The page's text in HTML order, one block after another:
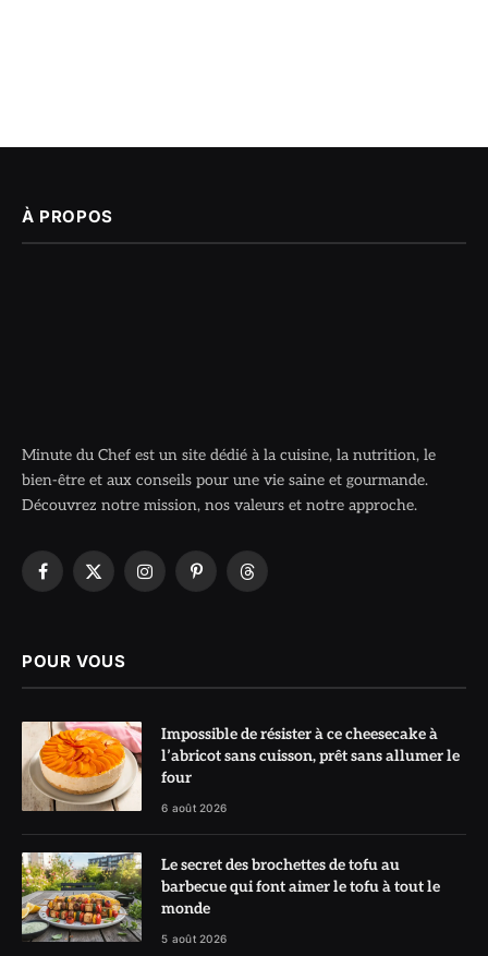
À PROPOS
Minute du Chef est un site dédié à la cuisine, la nutrition, le
bien-être et aux conseils pour une vie saine et gourmande.
Découvrez notre mission, nos valeurs et notre approche.
Facebook
X
InstagramPinterestThreads
POUR VOUS
Impossible de résister à ce cheesecake à
l’abricot sans cuisson, prêt sans allumer le
four
6 août 2026
Le secret des brochettes de tofu au
barbecue qui font aimer le tofu à tout le
monde
5 août 2026